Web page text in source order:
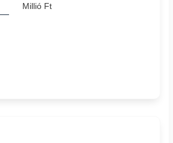
Millió Ft